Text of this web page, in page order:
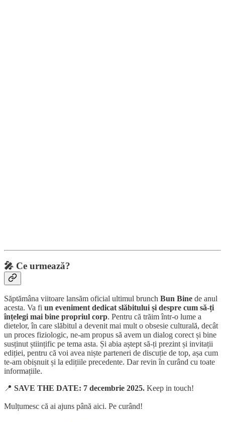
🎤 Ce urmează?
Săptămâna viitoare lansăm oficial ultimul brunch Bun Bine de anul
acesta. Va fi un eveniment dedicat slăbitului și despre cum să-ți
înțelegi mai bine propriul corp. Pentru că trăim într-o lume a
dietelor, în care slăbitul a devenit mai mult o obsesie culturală, decât
un proces fiziologic, ne-am propus să avem un dialog corect și bine
susținut științific pe tema asta. Și abia aștept să-ți prezint și invitații
ediției, pentru că voi avea niște parteneri de discuție de top, așa cum
te-am obișnuit și la edițiile precedente. Dar revin în curând cu toate
informațiile.
📍 SAVE THE DATE: 7 decembrie 2025. Keep in touch!
Mulțumesc că ai ajuns până aici. Pe curând!